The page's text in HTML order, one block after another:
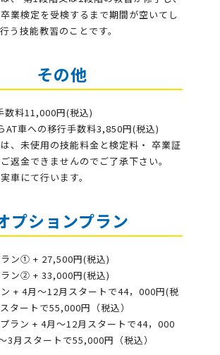
業検定を受検するまで期間が空いてし
う技能教習のことです。
その他
数料11,000円(税込)
AT車への移行手数料3,850円(税込)
、未使用の技能料金と検定料・ 卒業証
返金できませんのでご了承下さい。
車にて行います。
プションプラン
ン① + 27,500円(税込)
ン② + 33,000円(税込)
+ 4月～12月スタートで44，000円(税
タートで55,000円（税込）
ラン + 4月～12月スタートで44，000
3月スタートで55,000円（税込）